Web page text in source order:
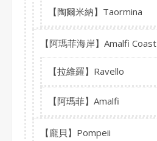
【陶爾米納】Taormina
【阿瑪菲海岸】Amalfi Coast
【拉維羅】Ravello
【阿瑪菲】Amalfi
【龐貝】Pompeii